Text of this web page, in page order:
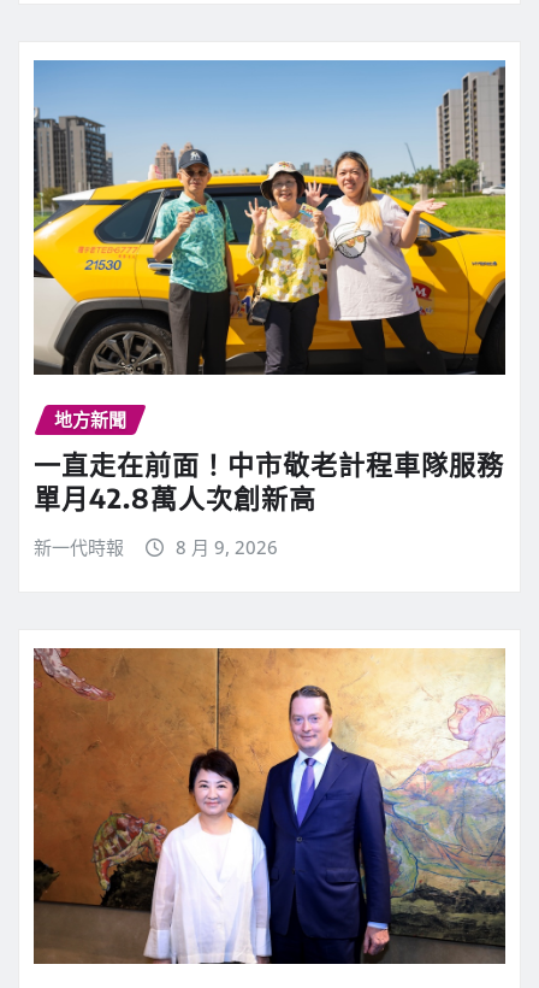
地方新聞
一直走在前面！中市敬老計程車隊服務
單月42.8萬人次創新高
新一代時報 8 月 9, 2026